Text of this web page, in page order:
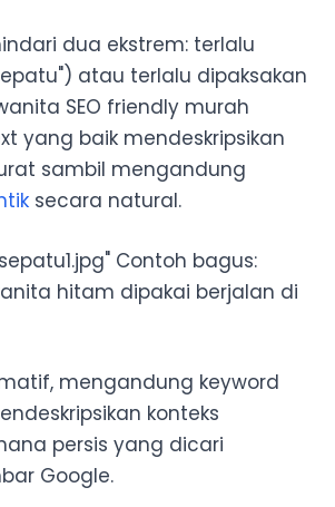
dua ekstrem: terlalu
atau terlalu dipaksakan
SEO friendly murah
yang baik mendeskripsikan
sambil mengandung
secara natural.
Contoh bagus:
hitam dipakai berjalan di
mengandung keyword
konteks
persis yang dicari
Google.